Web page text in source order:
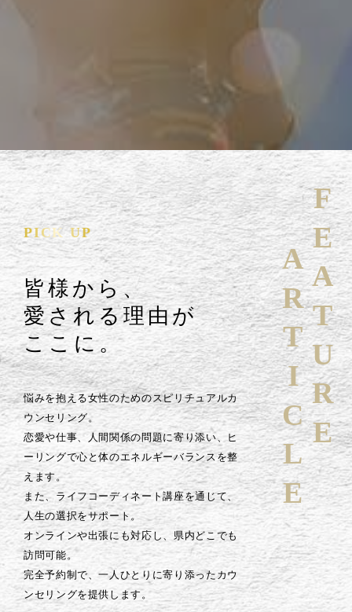
PICK UP
皆様から、
愛される理由が
ここに。
悩みを抱える女性のためのスピリチュアルカ
ウンセリング。
恋愛や仕事、人間関係の問題に寄り添い、ヒ
ーリングで心と体のエネルギーバランスを整
えます。
また、ライフコーディネート講座を通じて、
人生の選択をサポート。
オンラインや出張にも対応し、県内どこでも
訪問可能。
完全予約制で、一人ひとりに寄り添ったカウ
ンセリングを提供します。
FEATURE
ARTICLE